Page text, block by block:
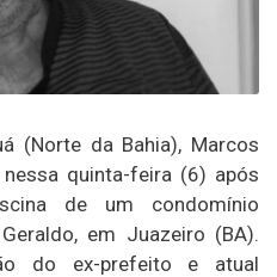
(Norte da Bahia), Marcos
quinta-feira (6) após
de um condomínio
em Juazeiro (BA).
do ex-prefeito e atual